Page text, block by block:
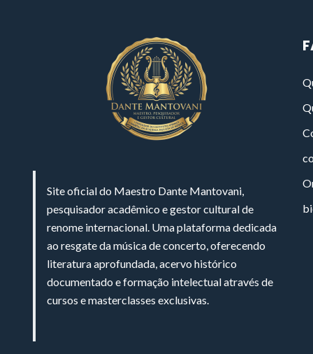
Site oficial do Maestro Dante Mantovani,
pesquisador acadêmico e gestor cultural de
renome internacional. Uma plataforma dedicada
ao resgate da música de concerto, oferecendo
literatura aprofundada, acervo histórico
documentado e formação intelectual através de
cursos e masterclasses exclusivas.